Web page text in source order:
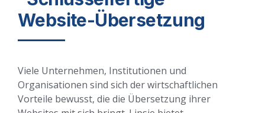
Website-Übersetzung
Viele Unternehmen, Institutionen und
Organisationen sind sich der wirtschaftlichen
Vorteile bewusst, die die Übersetzung ihrer